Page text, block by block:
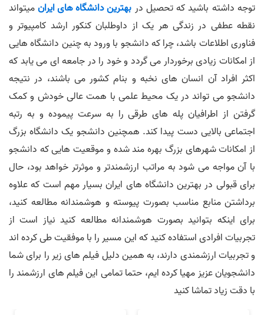
توجه داشته باشید که تحصیل در بهترین دانشگاه های ایرانمیتواند
نقطه عطفی در زندگی هر یک از داوطلبان کنکور ارشد کامپیوتر و
فناوری اطلاعات باشد، چرا که دانشجو با ورود به چنین دانشگاه هایی
از امکانات زیادی برخوردار می گردد و خود را در جامعه ای می یابد که
اکثر افراد آن انسان های نخبه و بنام کشور می باشند، در نتیجه
دانشجو می تواند در یک محیط علمی با همت عالی خودش و کمک
گرفتن از اطرافیان پله های طرقی را به سرعت پیموده و به رتبه
اجتماعی بالایی دست پیدا کند. همچنین دانشجو یک دانشگاه بزرگ
از امکانات شهرهای بزرگ بهره مند شده و موقعیت هایی که دانشجو
با آن مواجه می شود به مراتب ارزشمندتر و موثرتر خواهد بود، حال
برای قبولی در بهترین دانشگاه های ایران بسیار مهم است که علاوه
برداشتن منابع مناسب بصورت پیوسته و هوشمندانه مطالعه کنید،
برای اینکه بتوانید بصورت هوشمندانه مطالعه کنید نیاز است از
تجربیات افرادی استفاده کنید که این مسیر را با موفقیت طی کرده اند
و تجربیات ارزشمندی دارند، به همین دلیل فیلم های زیر را برای شما
دانشجویان عزیز مهیا کرده ایم، حتما تمامی این فیلم های ارزشمند را
با دقت زیاد تماشا کنید